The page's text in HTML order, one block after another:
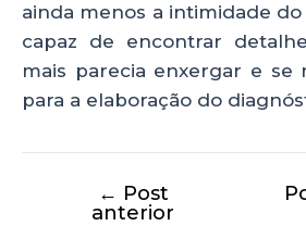
ainda menos a intimidade
capaz de encontrar
mais parecia enxergar e se
para a elaboração do
← Post
anterior